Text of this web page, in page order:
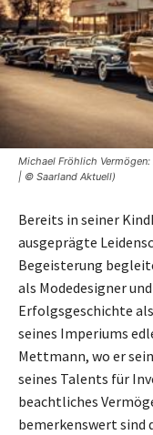
Michael Fröhlich
| © Saarland Aktuell)
Bereits in seiner
ausgeprägte
Begeisterung
als Modedesigner
Erfolgsgeschichte
seines Imperiums
Mettmann, wo er
seines Talents für
beachtliches
bemerkenswert sind